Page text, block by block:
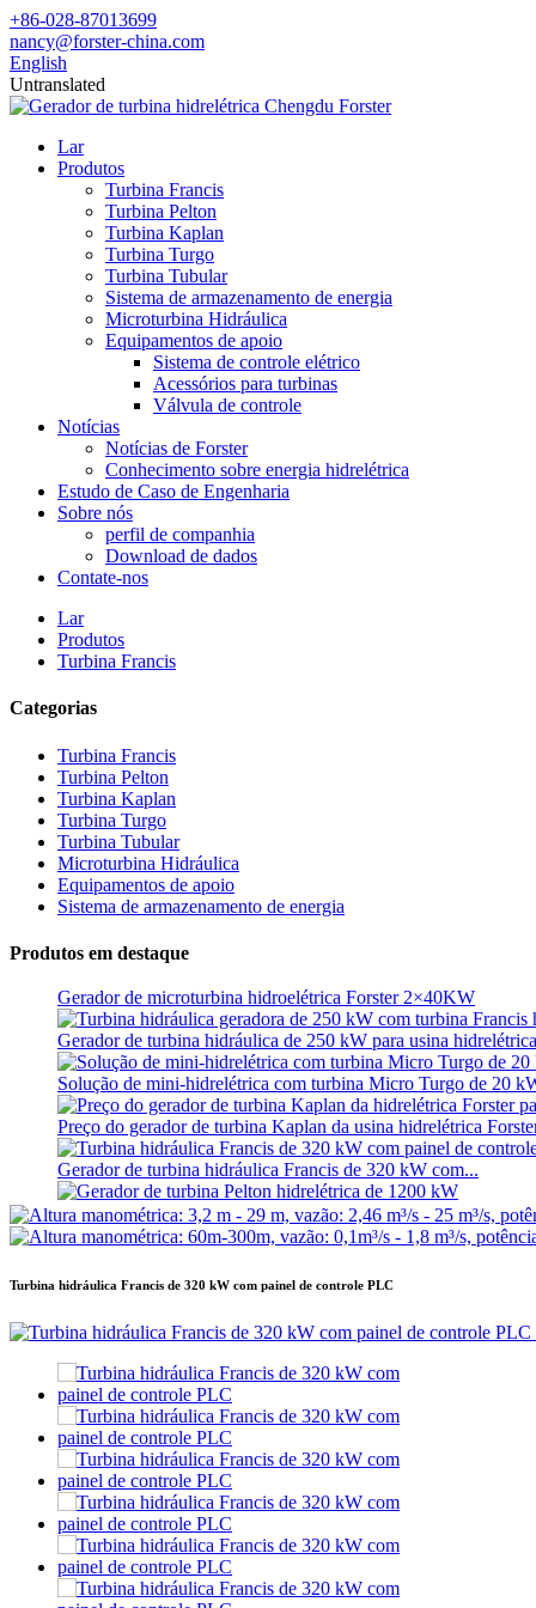
+86-028-87013699
nancy@forster-china.com
English
Untranslated
Lar
Produtos
Turbina Francis
Turbina Pelton
Turbina Kaplan
Turbina Turgo
Turbina Tubular
Sistema de armazenamento de energia
Microturbina Hidráulica
Equipamentos de apoio
Sistema de controle elétrico
Acessórios para turbinas
Válvula de controle
Notícias
Notícias de Forster
Conhecimento sobre energia hidrelétrica
Estudo de Caso de Engenharia
Sobre nós
perfil de companhia
Download de dados
Contate-nos
Lar
Produtos
Turbina Francis
Categorias
Turbina Francis
Turbina Pelton
Turbina Kaplan
Turbina Turgo
Turbina Tubular
Microturbina Hidráulica
Equipamentos de apoio
Sistema de armazenamento de energia
Produtos em destaque
Gerador hidrelétrico de energia alternativa 500KW Fra...
Baixo custo de construção civil, alta eficiência, baixo custo de
Bateria de íon-lítio em contêiner de 20 pés, 250 kWh e 582
Pequeno gerador micro-hidráulico de lâmina fixa de 10 kW, 12
Gerador de microturbina hidroelétrica Forster 2×40KW
Gerador de turbina hidráulica de 250 kW para usina
Solução de mini-hidrelétrica com turbina Micro Turgo de 20
Preço do gerador de turbina Kaplan da usina hidrelétrica
Gerador de turbina hidráulica Francis de 320 kW com...
Gerador de turbina Pelton hidrelétrica de 1200 kW
Baixo custo de construção civil, alta eficiência, baixo custo de
Bateria de íon-lítio em contêiner de 20 pés, 250 kWh e 582
Pequeno gerador micro-hidráulico de lâmina fixa de 10 kW, 12
Gerador de microturbina hidroelétrica Forster 2×40KW
Turbina de hélice hidráulica 100kW Turbina Kaplan Ger...
Gerador de turbina Pelton para energia hidrelétrica de 2200 kW
Turbina Kaplan de pequeno porte de 10 kW, 12 kW e 15 kW
Fabricante de Equipamentos Hidráulicos - Franquia Hidráulica...
Turbina hidráulica Francis de 320 kW com painel de controle PLC